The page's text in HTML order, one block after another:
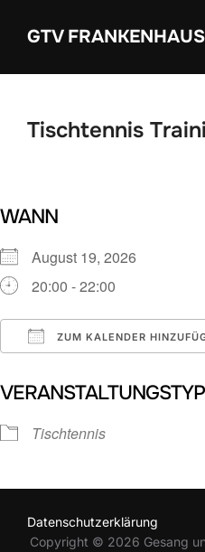
InhaltGTV
Tischtennis
WANN
August 19, 2026
20:00 - 22:00
ZUM KALENDER
VERANSTALTUNGSTYP
Tischtennis
Datenschutzerklärung
Copyright © 2026 Gesang